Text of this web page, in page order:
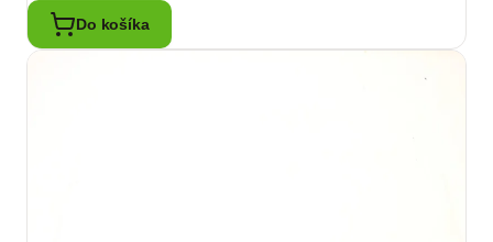
Do košíka